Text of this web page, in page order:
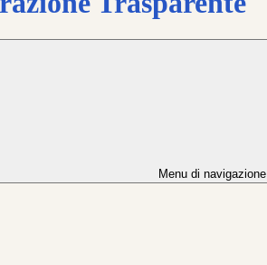
Menu di navigazione